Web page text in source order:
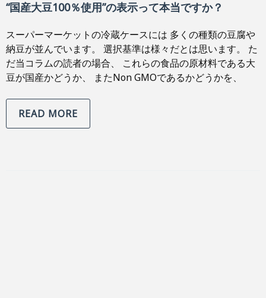
“国産大豆100％使用”の表示って本当ですか？
スーパーマーケットの冷蔵ケースには 多くの種類の豆腐や
納豆が並んでいます。 選択基準は様々だとは思います。 た
だ当コラムの読者の場合、 これらの食品の原材料である大
豆が国産かどうか、 またNon GMOであるかどうかを、
READ MORE